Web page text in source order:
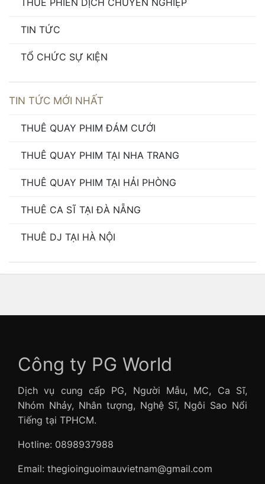
THUÊ PHIÊN DỊCH CHUYÊN NGHIỆP
TIN TỨC
TỔ CHỨC SỰ KIỆN
TIN TỨC MỚI NHẤT
THUÊ QUAY PHIM ĐÁM CƯỚI
THUÊ QUAY PHIM TẠI NHA TRANG
THUÊ QUAY PHIM TẠI HẢI PHÒNG
THUÊ CA SĨ TẠI ĐÀ NẴNG
THUÊ DJ TẠI HÀ NỘI
Công ty PG World
Dịch vụ cung cấp PG, Người Mẫu, MC, Ca Sĩ,
Nhóm Nhảy, Nhân tượng, Nghệ Sĩ, Ngôi Sao Nổi
Tiếng tại TPHCM.
Hotline: 0898937988
Email: thegioinguoimauvietnam@gmail.com